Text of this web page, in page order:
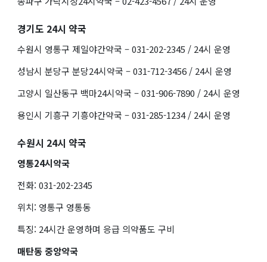
경기도 24시 약국
수원시 영통구 제일야간약국 – 031-202-2345 / 24시 운영
성남시 분당구 분당24시약국 – 031-712-3456 / 24시 운영
고양시 일산동구 백마24시약국 – 031-906-7890 / 24시 운영
용인시 기흥구 기흥야간약국 – 031-285-1234 / 24시 운영
수원시 24시 약국
영통24시약국
전화: 031-202-2345
위치: 영통구 영통동
특징: 24시간 운영하며 응급 의약품도 구비
매탄동 중앙약국